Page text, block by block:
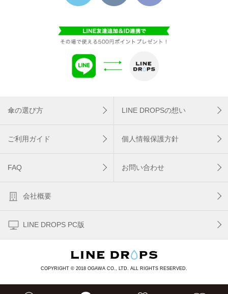
傘の選び方 LINE DROPSの想い
ご利用ガイド 個人情報保護方針
FAQ お問い合わせ
会社概要
LINE DROPS PC版
COPYRIGHT © 2018 OGAWA CO., LTD. ALL RIGHTS RESERVED.